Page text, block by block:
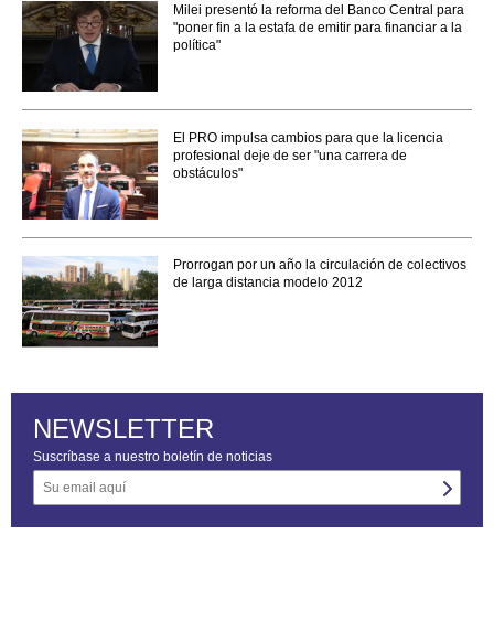
Milei presentó la reforma del Banco Central para
"poner fin a la estafa de emitir para financiar a la
política"
El PRO impulsa cambios para que la licencia
profesional deje de ser "una carrera de
obstáculos"
Prorrogan por un año la circulación de colectivos
de larga distancia modelo 2012
NEWSLETTER
Suscríbase a nuestro boletín de noticias